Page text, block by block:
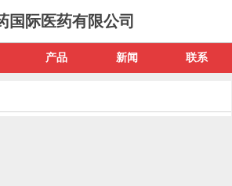
国际医药有限公司
产品 新闻 联系